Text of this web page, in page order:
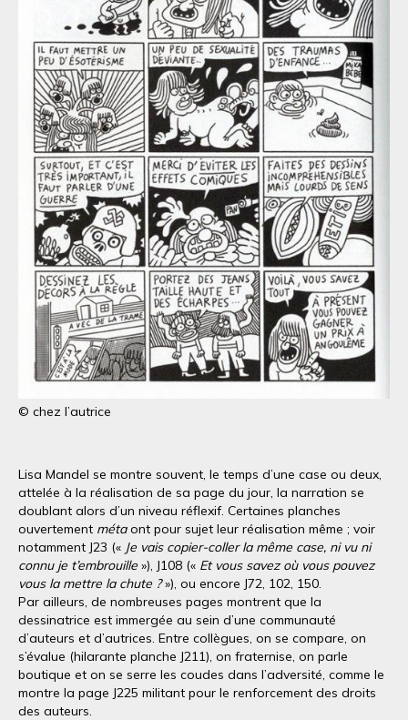
© chez l’autrice
Lisa Mandel se montre souvent, le temps d’une case ou deux,
attelée à la réalisation de sa page du jour, la narration se
doublant alors d’un niveau réflexif. Certaines planches
ouvertement métaont pour sujet leur réalisation même ; voir
notamment J23 (« Je vais copier-coller la même case, ni vu ni
connu je t’embrouille »), J108 (« Et vous savez où vous pouvez
vous la mettre la chute ?»), ou encore J72, 102, 150.
Par ailleurs, de nombreuses pages montrent que la
dessinatrice est immergée au sein d’une communauté
d’auteurs et d’autrices. Entre collègues, on se compare, on
s’évalue (hilarante planche J211), on fraternise, on parle
boutique et on se serre les coudes dans l’adversité, comme le
montre la page J225 militant pour le renforcement des droits
des auteurs.